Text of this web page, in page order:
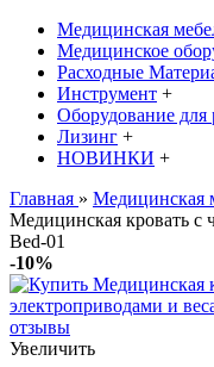
Медицинская
Медицинское
Расходные
Инструмент +
Оборудование для
Лизинг +
НОВИНКИ +
Главная » Медицинская
Медицинская кровать с
Bed-01
-10%
Увеличить